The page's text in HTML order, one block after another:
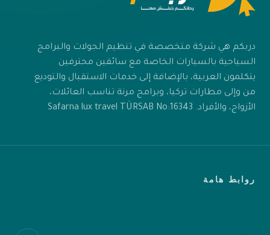
دربكم هي شركة متخصصة في تنظيم الجولات والبرامج
السياحية بالسيارات الخاصة مع سائقين محترفين
يتكلمون العربية، بالإضافة إلى خدمات الاستقبال والتوديع
من وإلى مطارات تركيا، وبرامج مرنة تناسب العائلات،
الأزواج، والأفراد. Safarna lux travel TÜRSAB No:16343
روابط هامة